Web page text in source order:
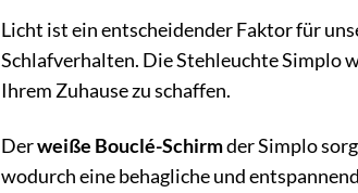
Licht ist ein entscheidender Faktor für
Schlafverhalten. Die Stehleuchte Simplo
Ihrem Zuhause zu schaffen.
Derweiße Bouclé-Schirmder Simplo
wodurch eine behagliche und